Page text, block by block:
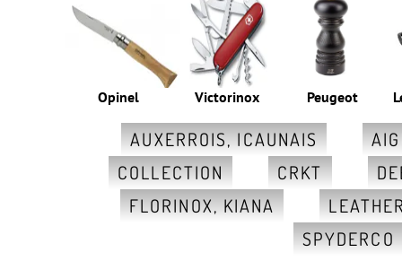
AUXERROIS, ICAUNAIS
COLLECTION
CRKT
FLORINOX, KIANA
SPYDERCO
Peugeot
Victorinox
Opinel